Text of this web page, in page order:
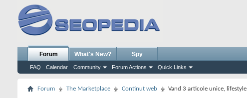
Forum
FAQ Calendar Community Forum Actions Quick Links
What's New? Spy
Forum The Marketplace Continut web Vand 3 articole unice, lifestyle